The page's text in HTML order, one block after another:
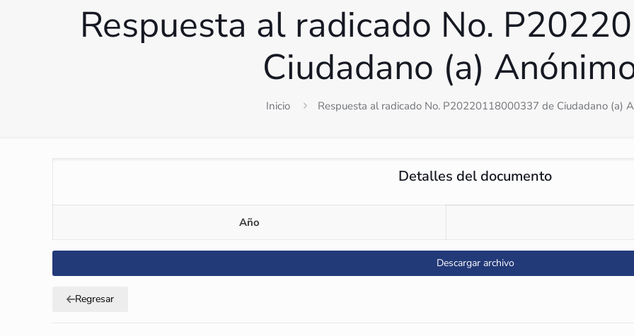
Respuesta al radicado No.
Ciudadano (a)
Inicio Respuesta al radicado No. P20220118000337 de Ciudadano (a)
Detalles del documento
Año
Descargar archivo
Regresar